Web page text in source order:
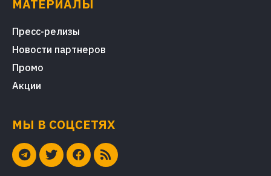
МАТЕРИАЛЫ
Пресс-релизы
Новости партнеров
Промо
Акции
МЫ В СОЦСЕТЯХ